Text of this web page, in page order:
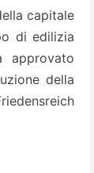
capitale
di edilizia
approvato
della